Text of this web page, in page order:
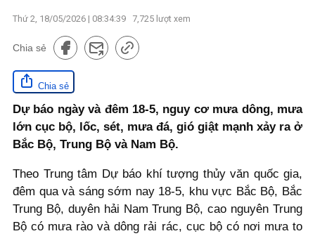
Thứ 2, 18/05/2026 | 08:34:39 7,725 lượt xem
Chia sẻ
Chia sẻ
Dự báo ngày và đêm 18-5, nguy cơ mưa dông, mưa
lớn cục bộ, lốc, sét, mưa đá, gió giật mạnh xảy ra ở
Bắc Bộ, Trung Bộ và Nam Bộ.
Theo Trung tâm Dự báo khí tượng thủy văn quốc gia,
đêm qua và sáng sớm nay 18-5, khu vực Bắc Bộ, Bắc
Trung Bộ, duyên hải Nam Trung Bộ, cao nguyên Trung
Bộ có mưa rào và dông rải rác, cục bộ có nơi mưa to